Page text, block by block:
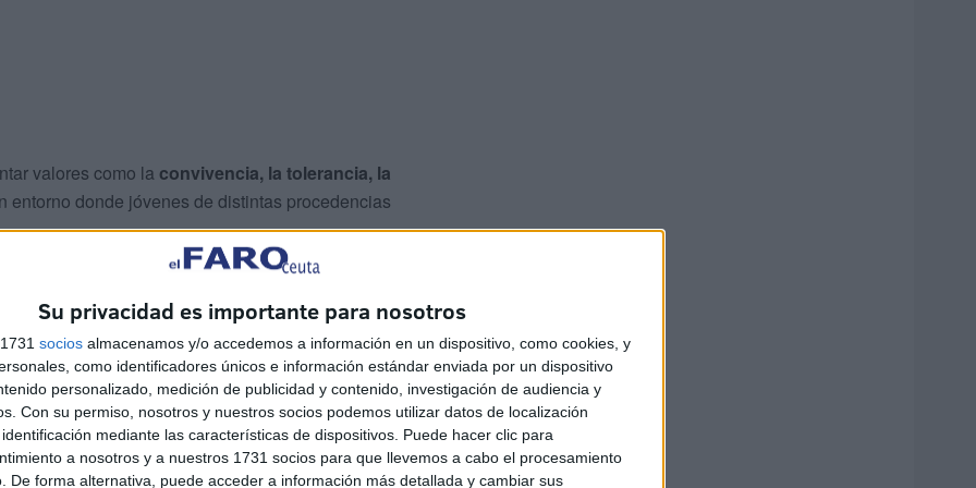
Su privacidad es importante para nosotros
socios almacenamos y/o accedemos a información en un dispositivo, como cookies, y
como identificadores únicos e información estándar enviada por un dispositivo
personalizado, medición de publicidad y contenido, investigación de audiencia y
Con su permiso, nosotros y nuestros socios podemos utilizar datos de localización
mediante las características de dispositivos. Puede hacer clic para
a nosotros y a nuestros 1731 socios para que llevemos a cabo el procesamiento
De forma alternativa, puede acceder a información más detallada y cambiar sus
valores como la convivencia, la tolerancia, la
entorno donde jóvenes de distintas procedencias
y transmitir la ciudad
del 10 al 22 de agostoy contará con la participación
de diferentes comunidades autónomas.
una visión completa de la ciudad, destacando su
encuentro entredos continentes, dos mares y